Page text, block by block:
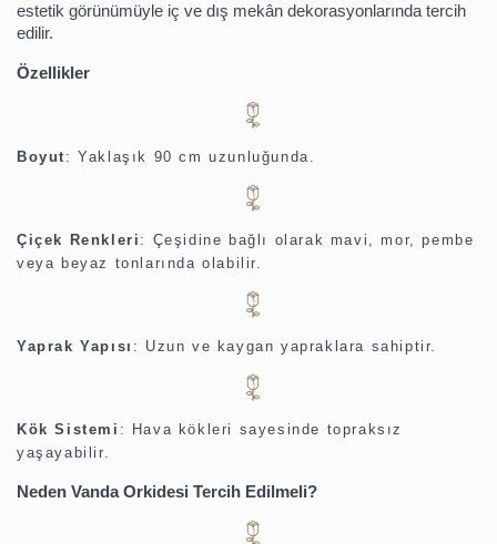
estetik görünümüyle iç ve dış mekân dekorasyonlarında tercih
edilir.
Özellikler
Boyut:Yaklaşık 90 cm uzunluğunda.
Çiçek Renkleri : Çeşidine bağlı olarak mavi, mor, pembe
veya beyaz tonlarında olabilir.
Yaprak Yapısı : Uzun ve kaygan yapraklara sahiptir.
Kök Sistemi :
Hava kökleri sayesinde topraksız
yaşayabilir.
Neden Vanda Orkidesi Tercih Edilmeli?